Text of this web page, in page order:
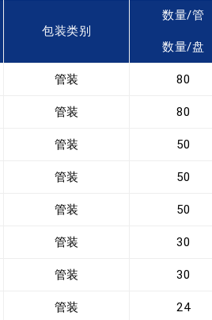
包装类别
数量/管
数量/盘
管装 80
管装 80
管装 50
管装 50
管装 50
管装 30
管装 30
管装 24